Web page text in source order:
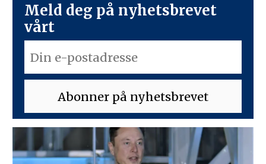
Meld deg på nyhetsbrevet
vårt